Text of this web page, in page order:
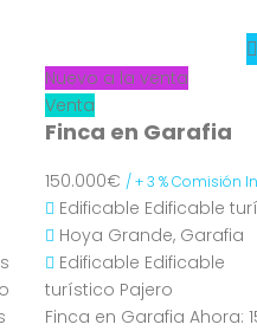
Nuevo a la venta
Venta
Finca en Garafia
150.000€ / + 3 % Comisión
Edificable Edificable
Hoya Grande, Garafia
Edificable Edificable
turístico Pajero
Finca en Garafia Ahora: